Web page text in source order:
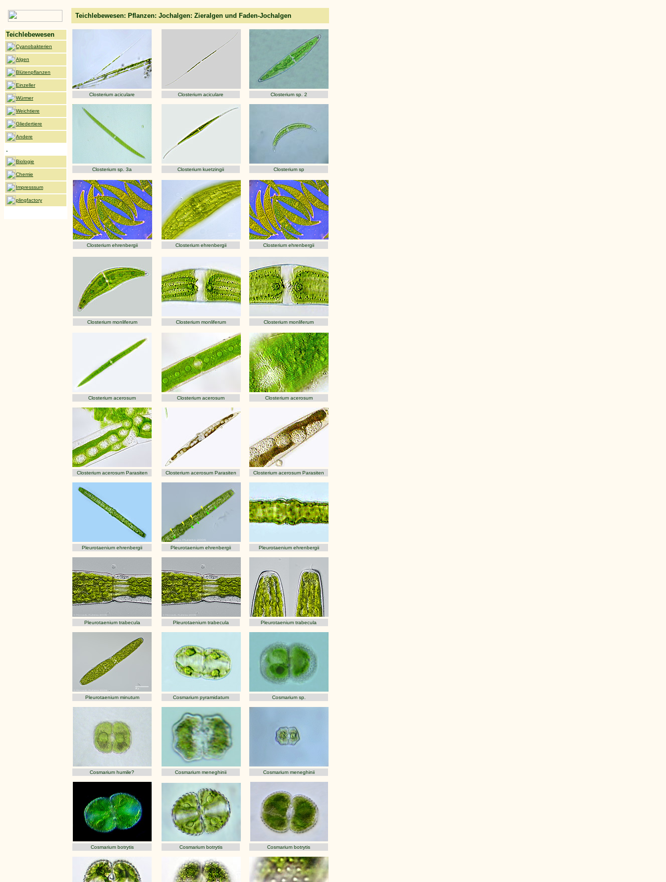
Teichlebewesen: Pflanzen: Jochalgen: Zieralgen und Faden-Jochalgen
Closterium aciculare Closterium aciculare Closterium sp. 2
Closterium sp. 3a Closterium kuetzingii Closterium sp
Closterium ehrenbergii Closterium ehrenbergii Closterium ehrenbergii
Closterium monliferum Closterium monliferum Closterium monliferum
Closterium acerosum Closterium acerosum Closterium acerosum
Closterium acerosum Parasiten Closterium acerosum Parasiten Closterium acerosum Parasiten
Pleurotaenium ehrenbergii Pleurotaenium ehrenbergii Pleurotaenium ehrenbergii
Pleurotaenium trabecula Pleurotaenium trabecula Pleurotaenium trabecula
Pleurotaenium minutum Cosmarium pyramidatum Cosmarium sp.
Cosmarium humile? Cosmarium meneghinii Cosmarium meneghinii
Cosmarium botrytis Cosmarium botrytis Cosmarium botrytis
Teichlebewesen
Cyanobakterien
Algen
Blütenpflanzen
Einzeller
Würmer
Weichtiere
Gliedertiere
Andere
.
Biologie
Chemie
Impresssum
plingfactory